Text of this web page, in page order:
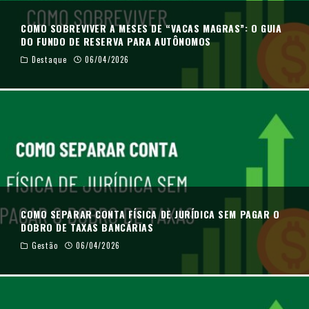
COMO SOBREVIVER A MESES DE “VACAS MAGRAS”: O GUIA
DO FUNDO DE RESERVA PARA AUTÔNOMOS
Destaque 06/04/2026
COMO SEPARAR CONTA FÍSICA DE JURÍDICA SEM PAGAR O
DOBRO DE TAXAS BANCÁRIAS
Gestão 06/04/2026